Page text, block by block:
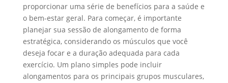
proporcionar uma série de benefícios para a saúde e
o bem-estar geral. Para começar, é importante
planejar sua sessão de alongamento de forma
estratégica, considerando os músculos que você
deseja focar e a duração adequada para cada
exercício. Um plano simples pode incluir
alongamentos para os principais grupos musculares,